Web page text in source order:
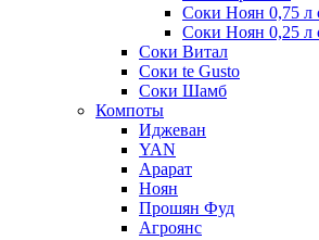
Соки Ноян 0,75 л
Соки Ноян 0,25 л
Соки Витал
Соки te Gusto
Соки Шамб
Компоты
Иджеван
YAN
Арарат
Ноян
Прошян Фуд
Агроянс